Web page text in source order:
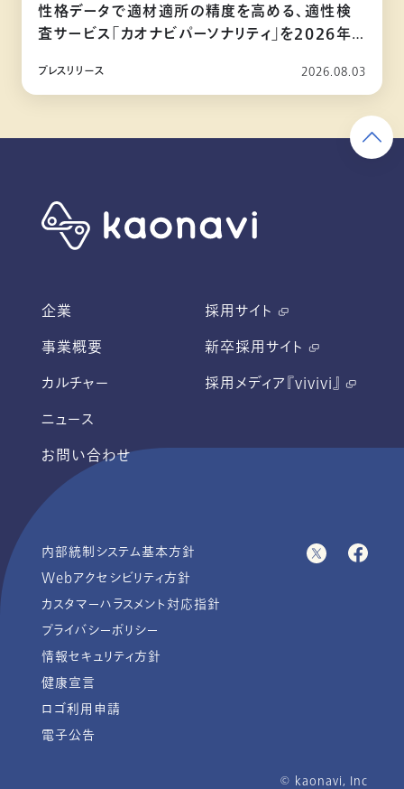
性格データで適材適所の精度を高める、適性検
査サービス「カオナビパーソナリティ」を2026年
プレスリリース 2026.08.03
企業
事業概要
カルチャー
ニュース
お問い合わせ
採用サイト
新卒採用サイト
採用メディア『vivivi』
内部統制システム基本方針
Webアクセシビリティ方針
カスタマーハラスメント対応指針
プライバシーポリシー
情報セキュリティ方針
健康宣言
ロゴ利用申請
電子公告
© ︎kaonavi, Inc